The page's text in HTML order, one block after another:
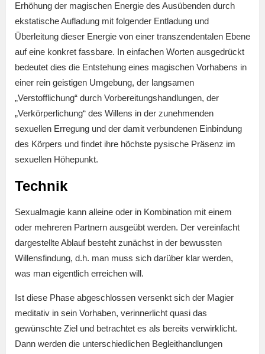
Erhöhung der magischen Energie des Ausübenden durch
ekstatische Aufladung mit folgender Entladung und
Überleitung dieser Energie von einer transzendentalen Ebene
auf eine konkret fassbare. In einfachen Worten ausgedrückt
bedeutet dies die Entstehung eines magischen Vorhabens in
einer rein geistigen Umgebung, der langsamen
„Verstofflichung“ durch Vorbereitungshandlungen, der
„Verkörperlichung“ des Willens in der zunehmenden
sexuellen Erregung und der damit verbundenen Einbindung
des Körpers und findet ihre höchste pysische Präsenz im
sexuellen Höhepunkt.
Technik
Sexualmagie kann alleine oder in Kombination mit einem
oder mehreren Partnern ausgeübt werden. Der vereinfacht
dargestellte Ablauf besteht zunächst in der bewussten
Willensfindung, d.h. man muss sich darüber klar werden,
was man eigentlich erreichen will.
Ist diese Phase abgeschlossen versenkt sich der Magier
meditativ in sein Vorhaben, verinnerlicht quasi das
gewünschte Ziel und betrachtet es als bereits verwirklicht.
Dann werden die unterschiedlichen Begleithandlungen